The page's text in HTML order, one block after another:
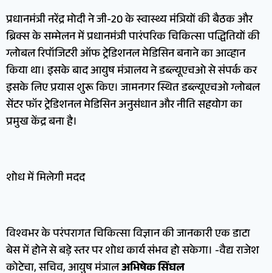
प्रधानमंत्री नरेंद्र मोदी ने जी-20 के स्वास्थ्य मंत्रियों की बैठक और
ब्रिक्स के सम्मेलन में प्रधानमंत्री पारंपरिक चिकित्सा पद्धितियों की
ग्लोबल रिपॉजिटरी ऑफ ट्रेडिशनल मेडिसिन बनाने का आव्हान
किया था। इसके बाद आयुष मंत्रालय ने डब्ल्यूएचओ से संपर्क कर
इसके लिए प्रयास शुरू किए। जामनगर स्थित डब्ल्यूएचओ ग्लोबल
सेंटर फॉर ट्रेडिशनल मेडिसिन अनुसंधान और नीति सहयोग का
प्रमुख केंद्र बना है।
शोध में मिलेगी मदद
विश्वभर के परंपरागत चिकित्सा विज्ञान की जानकारी एक डाटा
बेस में होने से बड़े स्तर पर शोध कार्य संभव हो सकेगा। -वैद्य राजेश
कोटेचा, सचिव, आयुष मंत्रालअभिषेक सिंघल